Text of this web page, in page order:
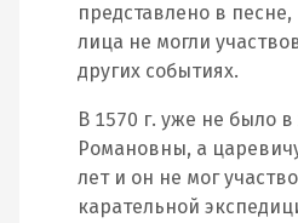
представлено в
лица не могли
других событиях.
В 1570 г. уже не было
Романовны, а
лет и он не мог
карательной